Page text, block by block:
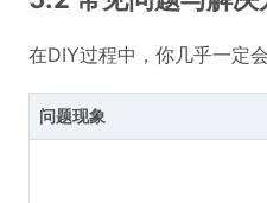
在DIY过程中，你几乎一定
问题现象